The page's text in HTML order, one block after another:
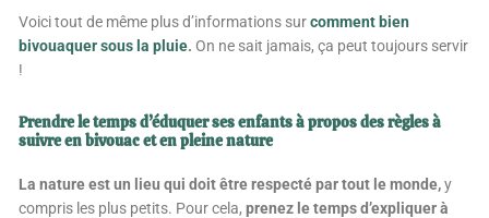
Voici tout de même plus d’informations surcomment bien
bivouaquer sous la pluie. On ne sait jamais, ça peut toujours servir
!
Prendre le temps d’éduquer ses enfants à propos des règles à
suivre en bivouac et en pleine nature
La nature est un lieu qui doit être respecté par tout le monde,y
compris les plus petits. Pour cela,prenez le temps d’expliquer à